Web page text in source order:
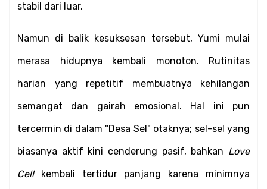
stabil dari luar.
Namun di balik kesuksesan tersebut, Yumi mulai
merasa hidupnya kembali monoton. Rutinitas
harian yang repetitif membuatnya kehilangan
semangat dan gairah emosional. Hal ini pun
tercermin di dalam "Desa Sel" otaknya; sel-sel yang
biasanya aktif kini cenderung pasif, bahkan Love
Cell kembali tertidur panjang karena minimnya